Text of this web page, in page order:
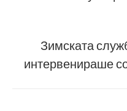
Зимската
интервенираше